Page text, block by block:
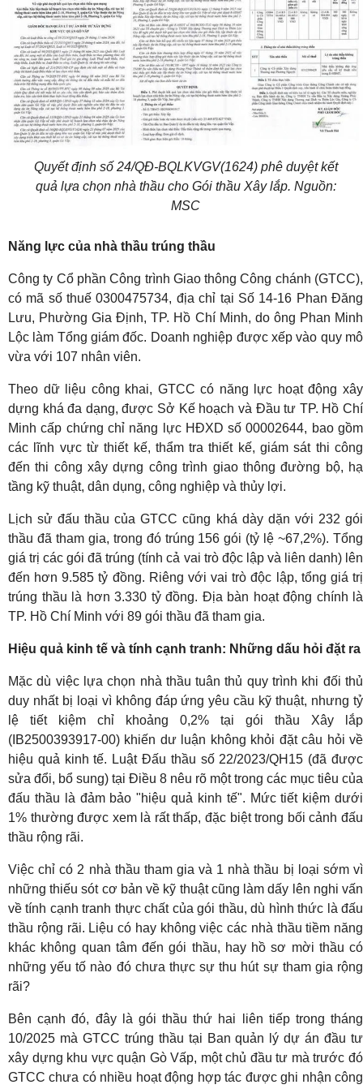
Quyết định số 24/QĐ-BQLKVGV(1624) phê duyệt kết
quả lựa chọn nhà thầu cho Gói thầu Xây lắp. Nguồn:
MSC
Năng lực của nhà thầu trúng thầu
Công ty Cổ phần Công trình Giao thông Công chánh (GTCC),
có mã số thuế 0300475734, địa chỉ tại Số 14-16 Phan Đăng
Lưu, Phường Gia Định, TP. Hồ Chí Minh, do ông Phan Minh
Lộc làm Tổng giám đốc. Doanh nghiệp được xếp vào quy mô
vừa với 107 nhân viên.
Theo dữ liệu công khai, GTCC có năng lực hoạt động xây
dựng khá đa dạng, được Sở Kế hoạch và Đầu tư TP. Hồ Chí
Minh cấp chứng chỉ năng lực HĐXD số 00002644, bao gồm
các lĩnh vực từ thiết kế, thẩm tra thiết kế, giám sát thi công
đến thi công xây dựng công trình giao thông đường bộ, hạ
tầng kỹ thuật, dân dụng, công nghiệp và thủy lợi.
Lịch sử đấu thầu của GTCC cũng khá dày dặn với 232 gói
thầu đã tham gia, trong đó trúng 156 gói (tỷ lệ ~67,2%). Tổng
giá trị các gói đã trúng (tính cả vai trò độc lập và liên danh) lên
đến hơn 9.585 tỷ đồng. Riêng với vai trò độc lập, tổng giá trị
trúng thầu là hơn 3.330 tỷ đồng. Địa bàn hoạt động chính là
TP. Hồ Chí Minh với 89 gói thầu đã tham gia.
Hiệu quả kinh tế và tính cạnh tranh: Những dấu hỏi đặt ra
Mặc dù việc lựa chọn nhà thầu tuân thủ quy trình khi đối thủ
duy nhất bị loại vì không đáp ứng yêu cầu kỹ thuật, nhưng tỷ
lệ tiết kiệm chỉ khoảng 0,2% tại gói thầu Xây lắp
(IB2500393917-00) khiến dư luận không khỏi đặt câu hỏi về
hiệu quả kinh tế. Luật Đấu thầu số 22/2023/QH15 (đã được
sửa đổi, bổ sung) tại Điều 8 nêu rõ một trong các mục tiêu của
đấu thầu là đảm bảo "hiệu quả kinh tế". Mức tiết kiệm dưới
1% thường được xem là rất thấp, đặc biệt trong bối cảnh đấu
thầu rộng rãi.
Việc chỉ có 2 nhà thầu tham gia và 1 nhà thầu bị loại sớm vì
những thiếu sót cơ bản về kỹ thuật cũng làm dấy lên nghi vấn
về tính cạnh tranh thực chất của gói thầu, dù hình thức là đấu
thầu rộng rãi. Liệu có hay không việc các nhà thầu tiềm năng
khác không quan tâm đến gói thầu, hay hồ sơ mời thầu có
những yếu tố nào đó chưa thực sự thu hút sự tham gia rộng
rãi?
Bên cạnh đó, đây là gói thầu thứ hai liên tiếp trong tháng
10/2025 mà GTCC trúng thầu tại Ban quản lý dự án đầu tư
xây dựng khu vực quận Gò Vấp, một chủ đầu tư mà trước đó
GTCC chưa có nhiều hoạt động hợp tác được ghi nhận công